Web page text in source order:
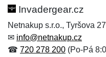
Invadergear.cz
Netnakup s.r.o., Tyršova
✉ info@netnakup.cz
☎ 720 278 200 (Po-Pá